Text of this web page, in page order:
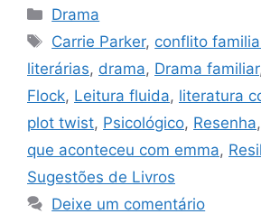
Categorias
Drama
Tags
Carrie Parker, conflito
literárias, drama, Drama familiar
Flock, Leitura fluida, literatura
plot twist, Psicológico, Resenha,
que aconteceu com emma,
Sugestões de Livros
Deixe um comentário